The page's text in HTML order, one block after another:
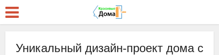
Уникальный дизайн-проект дома с